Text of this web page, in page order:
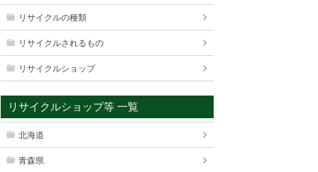
リサイクルの種類
リサイクルされるもの
リサイクルショップ
リサイクルショップ等 一覧
北海道
青森県